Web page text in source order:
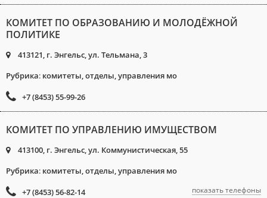
КОМИТЕТ ПО ОБРАЗОВАНИЮ И МОЛОДЁЖНОЙ
ПОЛИТИКЕ
413121, г. Энгельс, ул. Тельмана, 3
Рубрика: комитеты, отделы, управления мо
+7 (8453) 55-99-26
КОМИТЕТ ПО УПРАВЛЕНИЮ ИМУЩЕСТВОМ
413100, г. Энгельс, ул. Коммунистическая, 55
Рубрика: комитеты, отделы, управления мо
+7 (8453) 56-82-14
показать телефоны